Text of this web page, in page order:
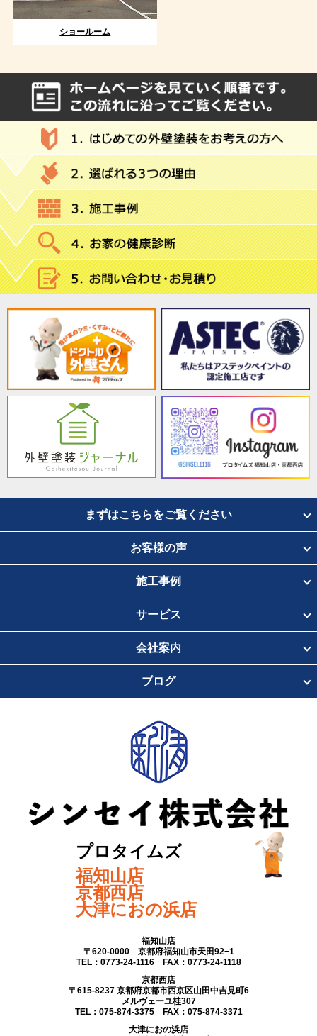
ショールーム
まずはこちらをご覧ください
お客様の声
施工事例
サービス
会社案内
ブログ
プロタイムズ
福知山店
京都西店
大津におの浜店
福知山店
〒620-0000 京都府福知山市天田92−1
TEL：0773-24-1116 FAX：0773-24-1118
京都西店
〒615-8237 京都府京都市西京区山田中吉見町6
メルヴェーユ桂307
TEL：075-874-3375 FAX：075-874-3371
大津におの浜店